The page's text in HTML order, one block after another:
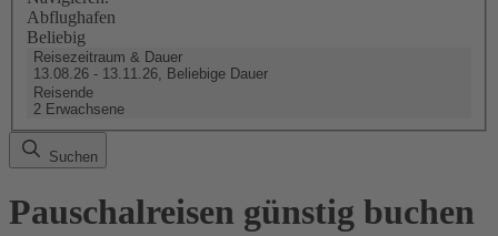
Abflughafen
Beliebig
Reisezeitraum & Dauer
13.08.26 - 13.11.26, Beliebige Dauer
Reisende
2 Erwachsene
Suchen
Pauschalreisen günstig buchen